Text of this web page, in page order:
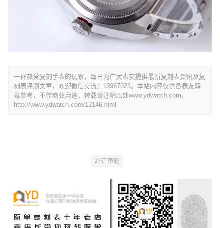
一群热爱复刻手表的玩家，每日为广大表友提供最新复刻表资讯及复
刻表评测文章，欢迎微信交流：13967023。本站内容仅供各表友解
毒参考，不作商业用途，转载请注明出处www.ydwatch.com。
http://www.ydwatch.com/12146.html
ZF厂帝舵